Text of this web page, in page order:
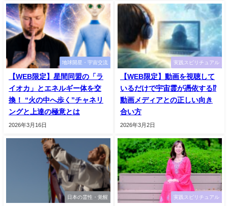
地球開星・宇宙交流
【WEB限定】星間同盟の「ラ
イオカ」とエネルギー体を交
換！ “火の中へ歩く”チャネリ
ングと上達の極意とは
2026年3月16日
実践スピリチュアル
【WEB限定】動画を視聴して
いるだけで宇宙霊が憑依する⁉
動画メディアとの正しい向き
合い方
2026年3月2日
日本の霊性・覚醒 実践スピリチュアル